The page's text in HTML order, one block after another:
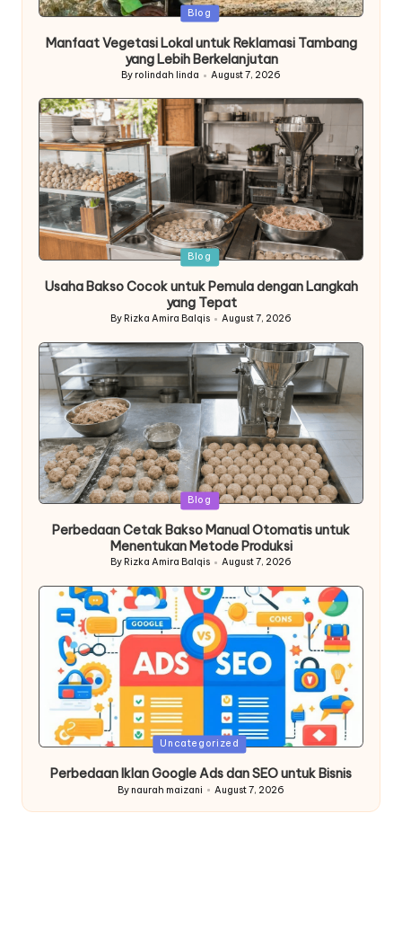
Posted
Blog
Manfaat Vegetasi Lokal untuk Reklamasi Tambang
yang Lebih Berkelanjutan
Posted
By rolindah linda August 7, 2026
Posted
Blog
Usaha Bakso Cocok untuk Pemula dengan Langkah
yang Tepat
Posted
By Rizka Amira Balqis August 7, 2026
Posted
Blog
Perbedaan Cetak Bakso Manual Otomatis untuk
Menentukan Metode Produksi
Posted
By Rizka Amira Balqis August 7, 2026
Posted
Uncategorized
Perbedaan Iklan Google Ads dan SEO untuk Bisnis
Posted
By naurah maizani August 7, 2026